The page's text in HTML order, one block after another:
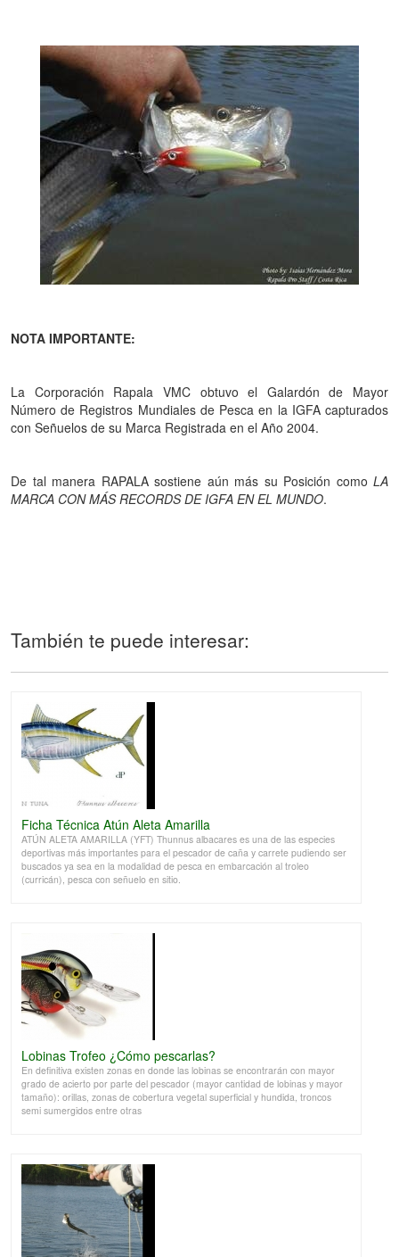
NOTA IMPORTANTE:
La Corporación Rapala VMC obtuvo el Galardónde Mayor
Número de Registros Mundiales de Pesca en la IGFA capturados
con Señuelos de su Marca Registrada en el Año 2004.
De tal manera RAPALA sostiene aún más su Posición como LA
MARCA CONMÁS RECORDS DE IGFA EN EL MUNDO.
También te puede interesar:
Ficha Técnica Atún Aleta Amarilla
ATÚN ALETA AMARILLA (YFT) Thunnus albacares es una de las especies
deportivas más importantes para el pescador de caña y carrete pudiendo ser
buscados ya sea en la modalidad de pesca en embarcación al troleo
(curricán), pesca con señuelo en sitio.
Lobinas Trofeo ¿Cómo pescarlas?
En definitiva existen zonas en donde las lobinas se encontrarán con mayor
grado de acierto por parte del pescador (mayor cantidad de lobinas y mayor
tamaño): orillas, zonas de cobertura vegetal superficial y hundida, troncos
semi sumergidos entre otras